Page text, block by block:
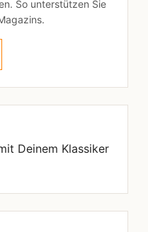
So unterstützen Sie